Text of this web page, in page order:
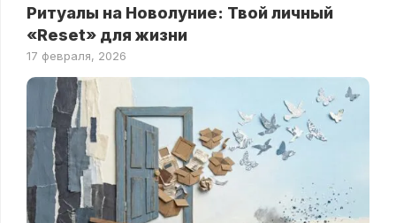
Ритуалы на Новолуние: Твой личный
«Reset» для жизни
17 февраля, 2026